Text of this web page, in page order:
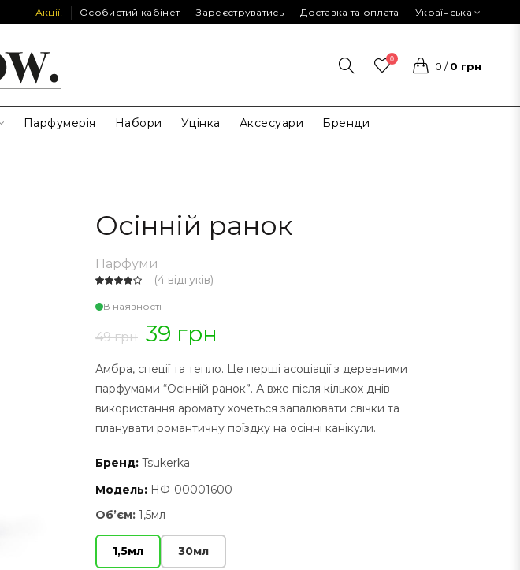
Акції! Особистий кабінет Зареєструватись Доставка та оплата Українська
0
0 / 0 грн
Парфумерія Набори Уцінка Аксесуари Бренди
Осінній ранок
Парфуми
(4 відгуків)
В наявності
49 грн 39 грн
Амбра, спеції та тепло. Це перші асоціації з деревними
парфумами “Осінній ранок”. А вже після кількох днів
використання аромату хочеться запалювати свічки та
планувати романтичну поїздку на осінні канікули.
Бренд: Tsukerka
Модель: НФ-00001600
Об’єм: 1,5мл
1,5мл 30мл